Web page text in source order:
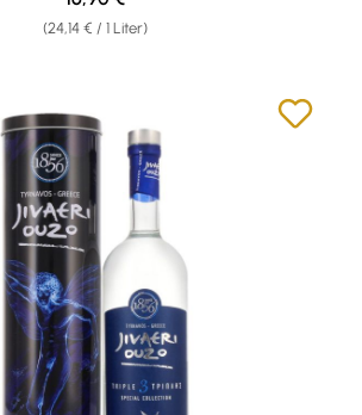
(24,14 € / 1 Liter)